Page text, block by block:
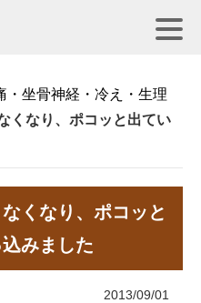
・坐骨神経・冷え・生理
くなり、ポコッと出てい
くなり、ポコッと
みました
2013/09/01